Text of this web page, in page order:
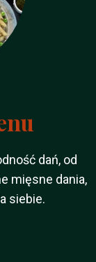
dań, od
mięsne dania,
siebie.